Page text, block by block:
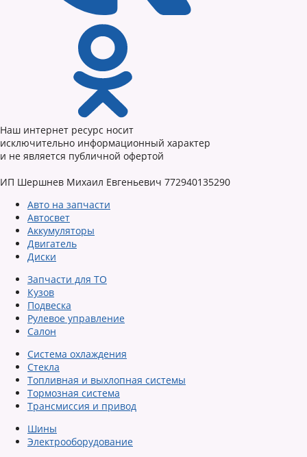
Наш интернет ресурс носит
исключительно информационный характер
и не является публичной офертой
ИП Шершнев Михаил Евгеньевич 772940135290
Авто на запчасти
Автосвет
Аккумуляторы
Двигатель
Диски
Запчасти для ТО
Кузов
Подвеска
Рулевое управление
Салон
Система охлаждения
Стекла
Топливная и выхлопная системы
Тормозная система
Трансмиссия и привод
Шины
Электрооборудование